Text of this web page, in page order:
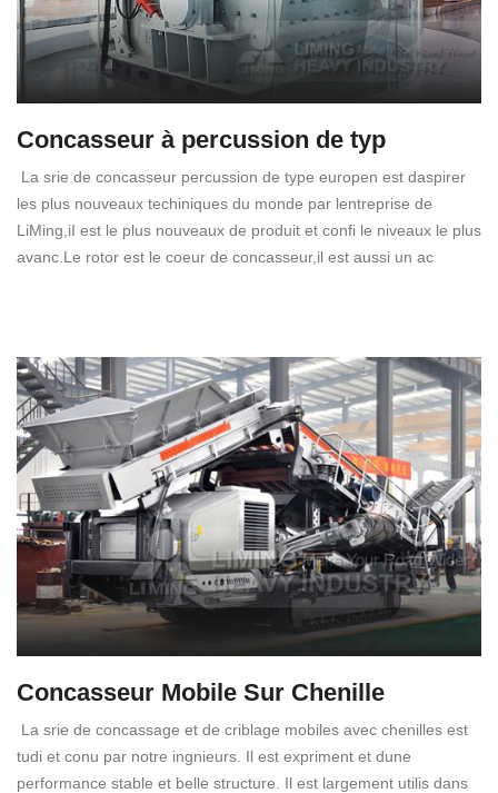
Concasseur à percussion de typ
La srie de concasseur percussion de type europen est daspirer
les plus nouveaux techiniques du monde par lentreprise de
LiMing,iI est le plus nouveaux de produit et confi le niveaux le plus
avanc.Le rotor est le coeur de concasseur,il est aussi un ac
Concasseur Mobile Sur Chenille
La srie de concassage et de criblage mobiles avec chenilles est
tudi et conu par notre ingnieurs. Il est expriment et dune
performance stable et belle structure. Il est largement utilis dans